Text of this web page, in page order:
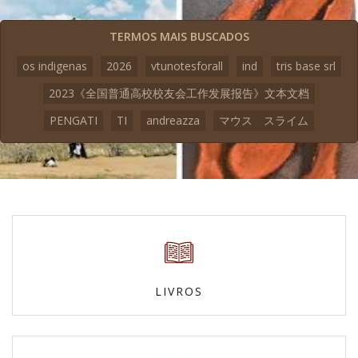
TERMOS MAIS BUSCADOS
os indigenas
2026 vtunotesforall ind
tris base srl
2023《全国普通高校校友会工作发展报告》文本文档
PENGATI
TI andreazza マウス スライム
LIVROS